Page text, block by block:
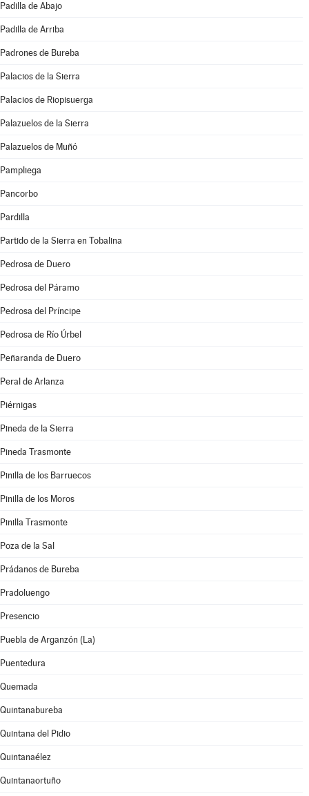
Padilla de Abajo
Padilla de Arriba
Padrones de Bureba
Palacios de la Sierra
Palacios de Riopisuerga
Palazuelos de la Sierra
Palazuelos de Muñó
Pampliega
Pancorbo
Pardilla
Partido de la Sierra en Tobalina
Pedrosa de Duero
Pedrosa del Páramo
Pedrosa del Príncipe
Pedrosa de Río Úrbel
Peñaranda de Duero
Peral de Arlanza
Piérnigas
Pineda de la Sierra
Pineda Trasmonte
Pinilla de los Barruecos
Pinilla de los Moros
Pinilla Trasmonte
Poza de la Sal
Prádanos de Bureba
Pradoluengo
Presencio
Puebla de Arganzón (La)
Puentedura
Quemada
Quintanabureba
Quintana del Pidio
Quintanaélez
Quintanaortuño